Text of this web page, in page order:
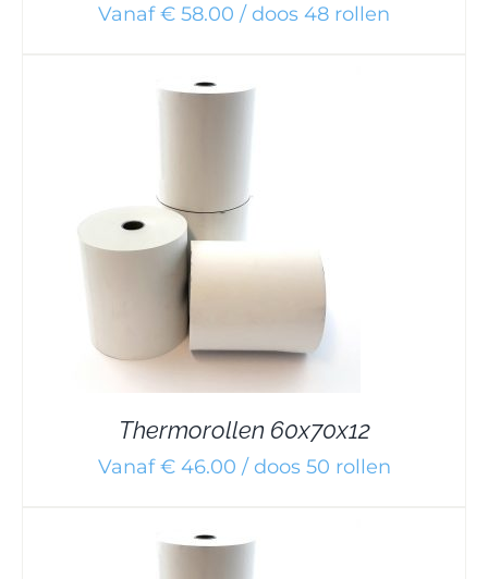
Vanaf € 58.00 / doos 48 rollen
Thermorollen 60x70x12
Vanaf € 46.00 / doos 50 rollen